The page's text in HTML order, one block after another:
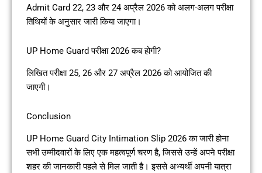
Admit Card 22, 23 और 24 अप्रैल 2026 को अलग-अलग परीक्षा
तिथियों के अनुसार जारी किया जाएगा।
UP Home Guard परीक्षा 2026 कब होगी?
लिखित परीक्षा 25, 26 और 27 अप्रैल 2026 को आयोजित की
जाएगी।
Conclusion
UP Home Guard City Intimation Slip 2026 का जारी होना
सभी उम्मीदवारों के लिए एक महत्वपूर्ण चरण है, जिससे उन्हें अपने परीक्षा
शहर की जानकारी पहले से मिल जाती है। इससे अभ्यर्थी अपनी यात्रा